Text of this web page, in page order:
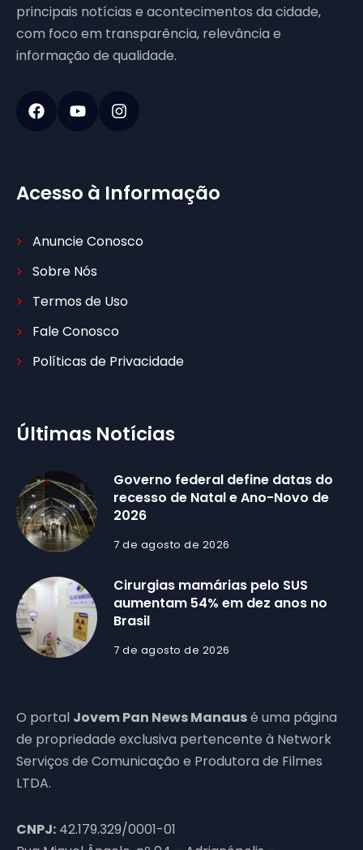
principais notícias e acontecimentos da cidade,
com foco em transparência, relevância e
informação de qualidade.
Acesso à Informação
Anuncie Conosco
Sobre Nós
Termos de Uso
Fale Conosco
Políticas de Privacidade
Últimas Notícias
Governo federal define datas do
recesso de Natal e Ano-Novo de
2026
7 de agosto de 2026
Cirurgias mamárias pelo SUS
aumentam 54% em dez anos no
Brasil
7 de agosto de 2026
O portal Jovem Pan News Manausé uma página
de propriedade exclusiva pertencente à Network
Serviços de Comunicação e Produtora de Filmes
LTDA.
CNPJ: 42.179.329/0001-01